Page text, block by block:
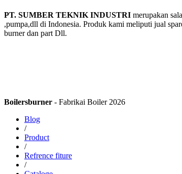
PT. SUMBER TEKNIK INDUSTRI merupakan
,pumpa,dll di Indonesia. Produk kami meliputi jual
burner dan part Dll.
Boilersburner - Fabrikai Boiler 2026
Blog
/
Product
/
Refrence fiture
/